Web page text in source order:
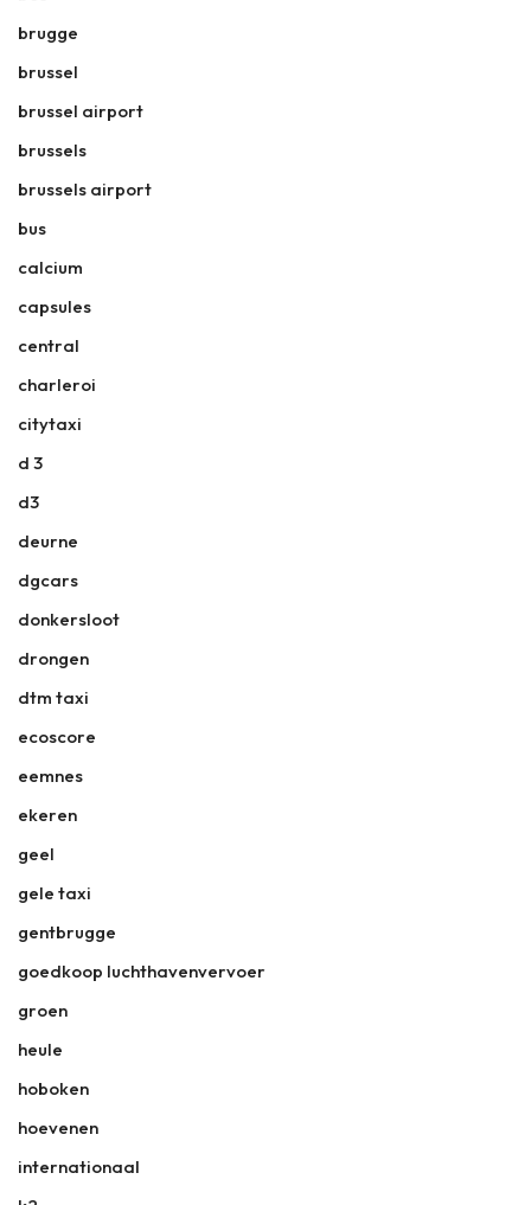
brugge
brussel
brussel airport
brussels
brussels airport
bus
calcium
capsules
central
charleroi
citytaxi
d 3
d3
deurne
dgcars
donkersloot
drongen
dtm taxi
ecoscore
eemnes
ekeren
geel
gele taxi
gentbrugge
goedkoop luchthavenvervoer
groen
heule
hoboken
hoevenen
internationaal